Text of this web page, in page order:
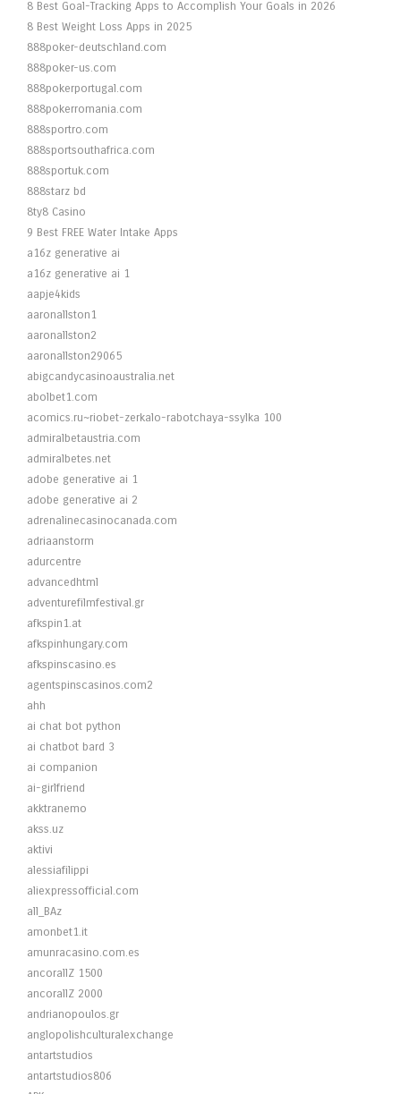
8 Best Goal-Tracking Apps to Accomplish Your Goals in 2026
8 Best Weight Loss Apps in 2025
888poker-deutschland.com
888poker-us.com
888pokerportugal.com
888pokerromania.com
888sportro.com
888sportsouthafrica.com
888sportuk.com
888starz bd
8ty8 Casino
9 Best FREE Water Intake Apps
a16z generative ai
a16z generative ai 1
aapje4kids
aaronallston1
aaronallston2
aaronallston29065
abigcandycasinoaustralia.net
abolbet1.com
acomics.ru~riobet-zerkalo-rabotchaya-ssylka 100
admiralbetaustria.com
admiralbetes.net
adobe generative ai 1
adobe generative ai 2
adrenalinecasinocanada.com
adriaanstorm
adurcentre
advancedhtml
adventurefilmfestival.gr
afkspin1.at
afkspinhungary.com
afkspinscasino.es
agentspinscasinos.com2
ahh
ai chat bot python
ai chatbot bard 3
ai companion
ai-girlfriend
akktranemo
akss.uz
aktivi
alessiafilippi
aliexpressofficial.com
all_BAz
amonbet1.it
amunracasino.com.es
ancorallZ 1500
ancorallZ 2000
andrianopoulos.gr
anglopolishculturalexchange
antartstudios
antartstudios806